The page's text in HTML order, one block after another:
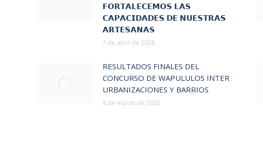
𝗙𝗢𝗥𝗧𝗔𝗟𝗘𝗖𝗘𝗠𝗢𝗦 𝗟𝗔𝗦
𝗖𝗔𝗣𝗔𝗖𝗜𝗗𝗔𝗗𝗘𝗦 𝗗𝗘 𝗡𝗨𝗘𝗦𝗧𝗥𝗔𝗦
𝗔𝗥𝗧𝗘𝗦𝗔𝗡𝗔𝗦
7 de abril de 2026
RESULTADOS FINALES DEL
CONCURSO DE WAPULULOS INTER
URBANIZACIONES Y BARRIOS
8 de marzo de 2025